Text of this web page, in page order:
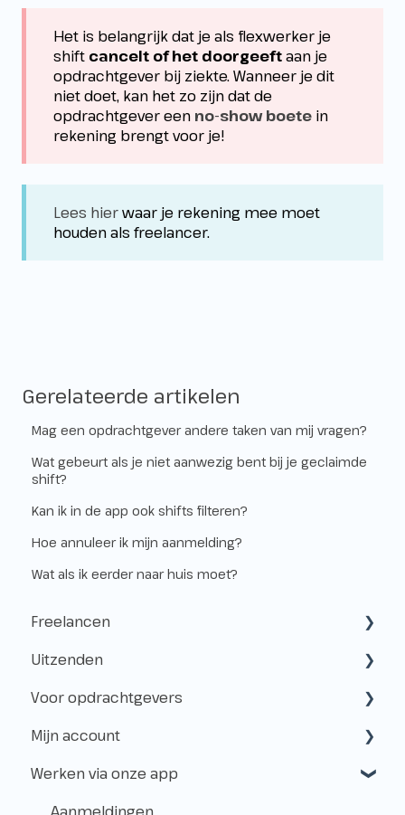
Het is belangrijk dat je als flexwerker je
shift cancelt of het doorgeeftaan je
opdrachtgever bij ziekte. Wanneer je dit
niet doet, kan het zo zijn dat de
opdrachtgever een no-show boete in
rekening brengt voor je!
Lees hierwaar je rekening mee moet
houden als freelancer.
Gerelateerde artikelen
Mag een opdrachtgever andere taken van mij vragen?
Wat gebeurt als je niet aanwezig bent bij je geclaimde
shift?
Kan ik in de app ook shifts filteren?
Hoe annuleer ik mijn aanmelding?
Wat als ik eerder naar huis moet?
Freelancen
Starten als freelancer
Kvk & btw-id
Verzekeringen
Belastingen
Uitzenden
Hoe werkt het uitzenden?
Freelancen en uitzenden
Aanmelden voor klussen
Voor opdrachtgevers
Samenwerken met Flexwerkers
Gebruik van het platform
Mijn account
Aanmaken & toegang
Werken via onze app